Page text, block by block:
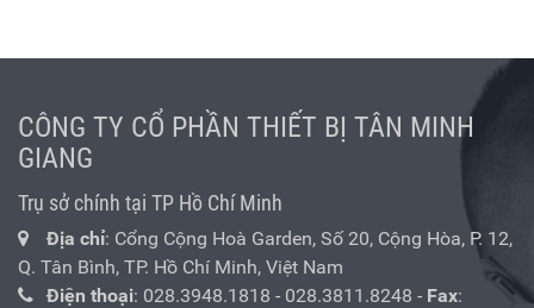
CÔNG TY CỔ PHẦN THIẾT BỊ TÂN MINH
GIANG
Trụ sở chính tại TP Hồ Chí Minh
Địa chỉ: Cổng Cộng Hoà Garden, Số 20, Cộng Hòa, P. 12,
Q. Tân Bình, TP. Hồ Chí Minh, Việt Nam
Điện thoại: 028.3948.1818 - 028.3811.8248 - Fax: